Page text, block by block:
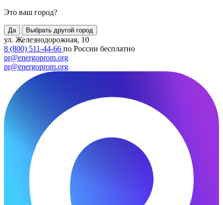
Это ваш город?
Да Выбрать другой город
ул. Железнодорожная, 10
8 (800) 511-44-66 по России бесплатно
pr@energoprom.org
pr@energoprom.org